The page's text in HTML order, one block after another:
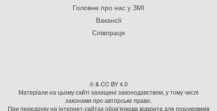
Головне про нас у ЗМІ
Вакансії
Співпраця
© & CC BY 4.0
Матеріали на цьому сайті захищені законодавством, у тому числі
законами про авторське право.
При передруку на iнтернет-сайтах обов’язкова відкрита для пошуковиків